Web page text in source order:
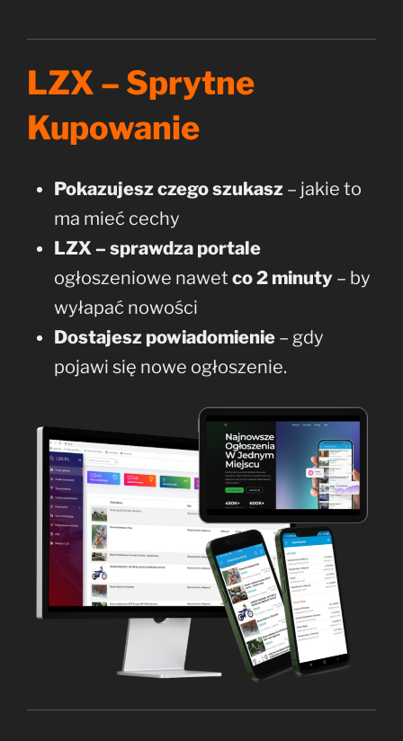
LZX – Sprytne
Kupowanie
Pokazujesz czego szukasz – jakie to
ma mieć cechy
LZX – sprawdza portale
ogłoszeniowe nawet co 2 minuty – by
wyłapać nowości
Dostajesz powiadomienie – gdy
pojawi się nowe ogłoszenie.